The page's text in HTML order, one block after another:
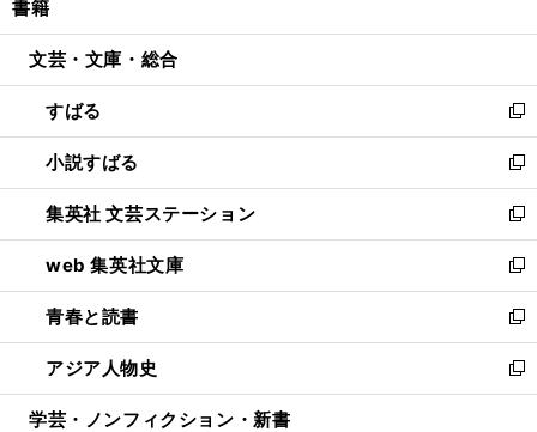
開
ウ
開
く
ン
ウ
で
開
く
ウ
ン
ド
ウ
で
開
く
書籍
文芸・文庫・総合
すばる
新
し
い
ウ
ィ
ン
ド
ウ
で
開
く
小説すばる
新
し
い
ウ
ィ
ン
ド
ウ
で
開
集英社 文芸ステーション
新
し
い
ウ
ィ
ン
ド
ウ
web 集英社文庫
新
し
い
ウ
ィ
ン
青春と読書
新
し
い
ウ
アジア人物史
新
し
学芸・ノンフィクション・新書